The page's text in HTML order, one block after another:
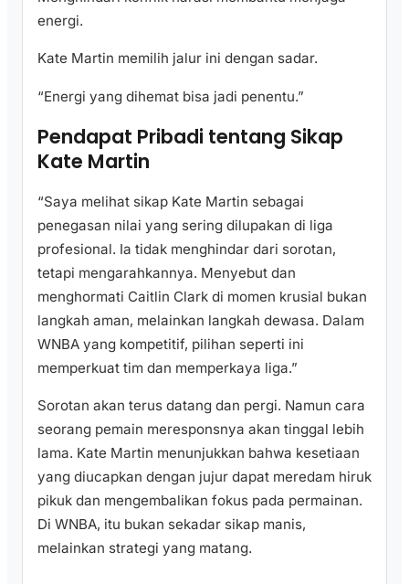
energi.
Kate Martin memilih jalur ini dengan sadar.
“Energi yang dihemat bisa jadi penentu.”
Pendapat Pribadi tentang Sikap
Kate Martin
“Saya melihat sikap Kate Martin sebagai
penegasan nilai yang sering dilupakan di liga
profesional. Ia tidak menghindar dari sorotan,
tetapi mengarahkannya. Menyebut dan
menghormati Caitlin Clark di momen krusial bukan
langkah aman, melainkan langkah dewasa. Dalam
WNBA yang kompetitif, pilihan seperti ini
memperkuat tim dan memperkaya liga.”
Sorotan akan terus datang dan pergi. Namun cara
seorang pemain meresponsnya akan tinggal lebih
lama. Kate Martin menunjukkan bahwa kesetiaan
yang diucapkan dengan jujur dapat meredam hiruk
pikuk dan mengembalikan fokus pada permainan.
Di WNBA, itu bukan sekadar sikap manis,
melainkan strategi yang matang.